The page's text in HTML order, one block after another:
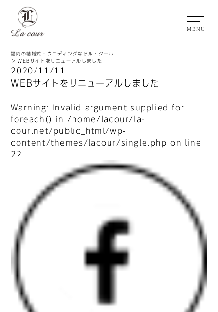
MENU
福岡の結婚式・ウエディングならル・クール
WEBサイトをリニューアルしました
2020/11/11
WEBサイトをリニューアルしました
Warning: Invalid argument supplied for
foreach() in /home/lacour/la-
cour.net/public_html/wp-
content/themes/lacour/single.php on line
22